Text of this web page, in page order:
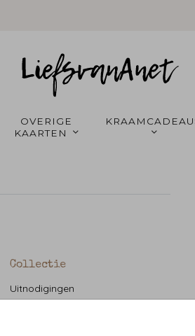
OVERIGE
KAARTEN
Collectie
Uitnodigingen